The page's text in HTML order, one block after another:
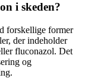
i skeden?
forskellige former
der indeholder
fluconazol. Det
og